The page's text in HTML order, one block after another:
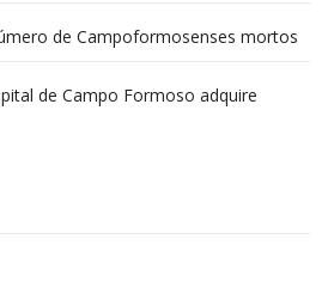
de Campoformosenses mortos
morreram em desabamentos são
de Campo Formoso adquire